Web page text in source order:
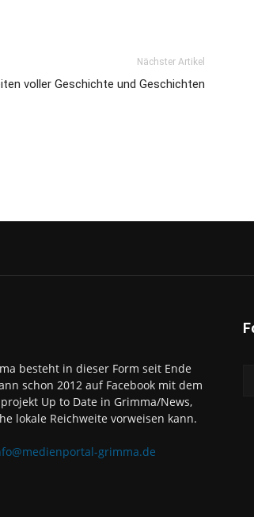
Nächster Artikel
voller Geschichte und Geschichten
besteht in dieser Form seit Ende
schon 2012 auf Facebook mit dem
Up to Date in Grimma/News,
lokale Reichweite vorweisen kann.
grimma.de